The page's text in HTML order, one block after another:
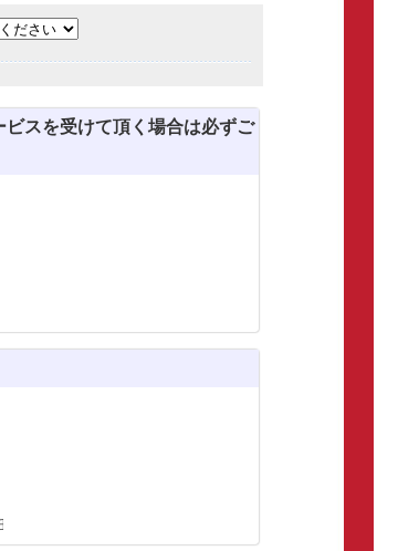
スを受けて頂く場合は必ずご
償保険)